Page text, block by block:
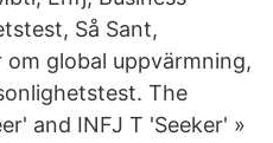
Så Sant,
om global uppvärmning,
The
and INFJ T 'Seeker' »